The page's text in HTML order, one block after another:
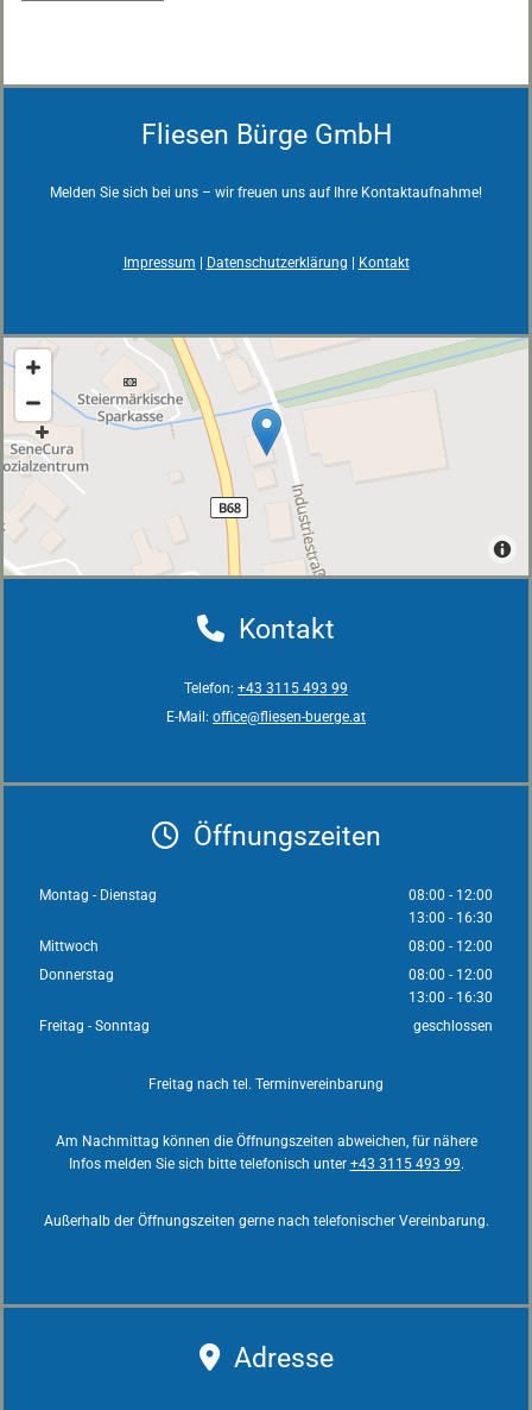
Fliesen Bürge GmbH
Melden Sie sich bei uns – wir freuen uns auf Ihre Kontaktaufnahme!
Impressum | Datenschutzerklärung | Kontakt
 Kontakt
Telefon: +43 3115 493 99
E-Mail: office@fliesen-buerge.at
Öffnungszeiten
Montag - Dienstag
08:00 - 12:00
13:00 - 16:30
Mittwoch
08:00 - 12:00
Donnerstag
08:00 - 12:00
13:00 - 16:30
Freitag - Sonntag
geschlossen
Freitag nach tel. Terminvereinbarung
Am Nachmittag können die Öffnungszeiten abweichen, für nähere
Infos melden Sie sich bitte telefonisch unter +43 3115 493 99.
Außerhalb der Öffnungszeiten gerne nach telefonischer Vereinbarung.
Adresse